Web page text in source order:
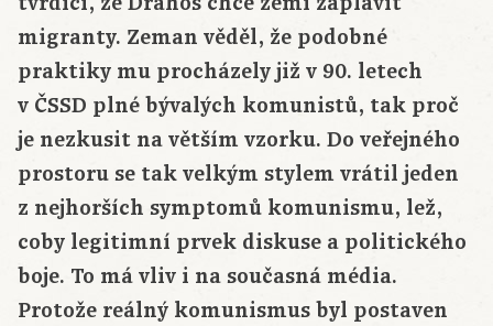
migranty. Zeman věděl, že podobné
praktiky mu procházely již v 90. letech
v ČSSD plné bývalých komunistů, tak proč
je nezkusit na větším vzorku. Do veřejného
prostoru se tak velkým stylem vrátil jeden
z nejhorších symptomů komunismu, lež,
coby legitimní prvek diskuse a politického
boje. To má vliv i na současná média.
Protože reálný komunismus byl postaven